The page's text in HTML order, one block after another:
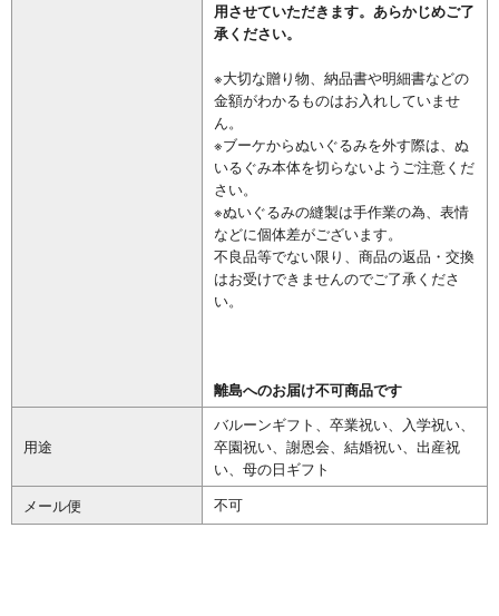
用させていただきます。あらかじめご了
承ください。
※大切な贈り物、納品書や明細書などの
金額がわかるものはお入れしていませ
ん。
※ブーケからぬいぐるみを外す際は、ぬ
いるぐみ本体を切らないようご注意くだ
さい。
※ぬいぐるみの縫製は手作業の為、表情
などに個体差がございます。
不良品等でない限り、商品の返品・交換
はお受けできませんのでご了承くださ
い。
離島へのお届け不可商品です
用途
バルーンギフト、卒業祝い、入学祝い、
卒園祝い、謝恩会、結婚祝い、出産祝
い、母の日ギフト
メール便
不可